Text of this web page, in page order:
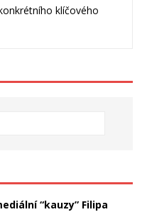
klíčového
“kauzy” Filipa